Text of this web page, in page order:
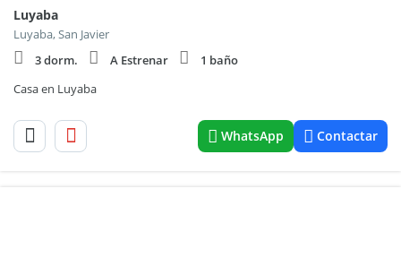
Luyaba
Luyaba, San Javier
3 dorm.
A Estrenar
1 baño
Casa en Luyaba
WhatsApp Contactar